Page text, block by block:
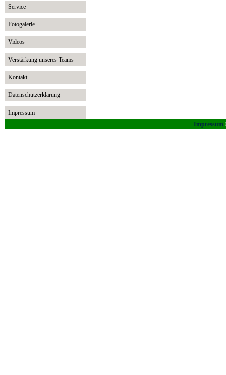
Service
Fotogalerie
Videos
Verstärkung unseres Teams
Kontakt
Datenschutzerklärung
Impressum
Impressum